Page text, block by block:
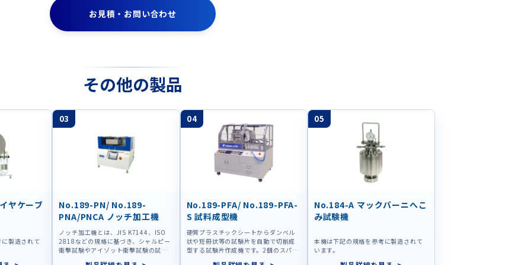
お見積・お問い合わせ
その他の製品
ヤケーブ
製造されて
03
No.189-PN/ No.189-
PNA/PNCA ノッチ加工機
ノッチ加工機とは、JIS K7144、ISO
2818などの規格に基づき、シャルピー
衝撃試験やアイゾット衝撃試験の試験
04
No.189-PFA/ No.189-PFA-
S 試料成型機
硬質プラスチックシートからダンベル
状や短冊状等の試験片を自動で切削成
型する試験片作成機です。2個のスパイ
05
No.184-A マックバーニへこ
み試験機
本機は下記の規格を参考に製造されて
います。